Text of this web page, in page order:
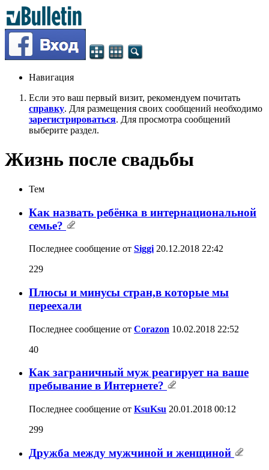
Навигация
Если это ваш первый визит, рекомендуем почитать
справку. Для размещения своих сообщений необходимо
зарегистрироваться. Для просмотра сообщений
выберите раздел.
Жизнь после свадьбы
Тем
Как назвать ребёнка в интернациональной
семье?
Последнее сообщение от Siggi 20.12.2018 22:42
229
Плюсы и минусы стран,в которые мы
переехали
Последнее сообщение от Corazon 10.02.2018 22:52
40
Как заграничный муж реагирует на ваше
пребывание в Интернете?
Последнее сообщение от KsuKsu 20.01.2018 00:12
299
Дружба между мужчиной и женщиной